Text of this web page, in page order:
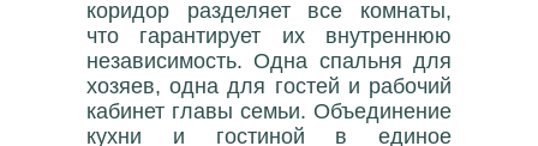
коридор разделяет все комнаты,
что гарантирует их внутреннюю
независимость. Одна спальня для
хозяев, одна для гостей и рабочий
кабинет главы семьи. Объединение
кухни и гостиной в единое